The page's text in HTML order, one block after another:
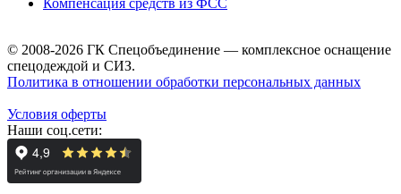
© 2008-2026 ГК Спецобъединение — комплексное оснащение
спецодеждой и СИЗ.
Политика в отношении обработки персональных данных
Условия оферты
Наши соц.сети: